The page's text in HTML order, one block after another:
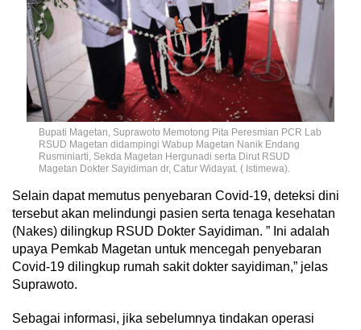
Bupati Magetan, Suprawoto Memotong Pita Peresmian PCR Lab
RSUD Magetan didampingi Wabup Magetan Nanik Endang
Rusminiarti, Sekda Magetan Hergunadi serta Dirut RSUD
Magetan Dokter Sayidiman dr, Catur Widayat. ( Istimewa).
Selain dapat memutus penyebaran Covid-19, deteksi dini
tersebut akan melindungi pasien serta tenaga kesehatan
(Nakes) dilingkup RSUD Dokter Sayidiman. ” Ini adalah
upaya Pemkab Magetan untuk mencegah penyebaran
Covid-19 dilingkup rumah sakit dokter sayidiman,” jelas
Suprawoto.
Sebagai informasi, jika sebelumnya tindakan operasi